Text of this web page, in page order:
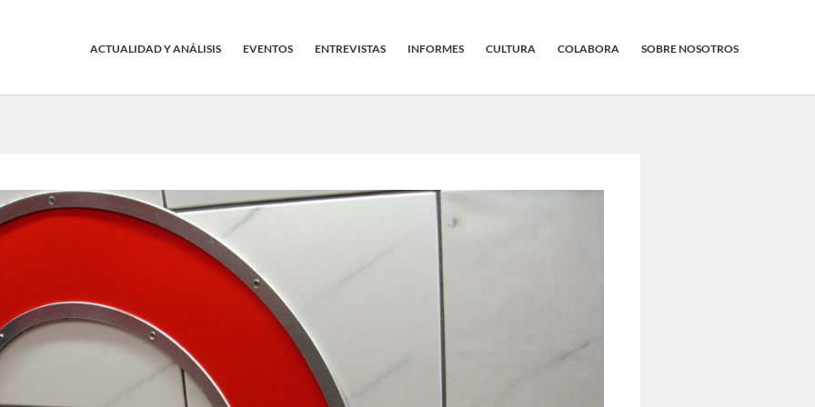
ACTUALIDAD Y ANÁLISIS EVENTOS ENTREVISTAS INFORMES CULTURA COLABORA SOBRE NOSOTROS